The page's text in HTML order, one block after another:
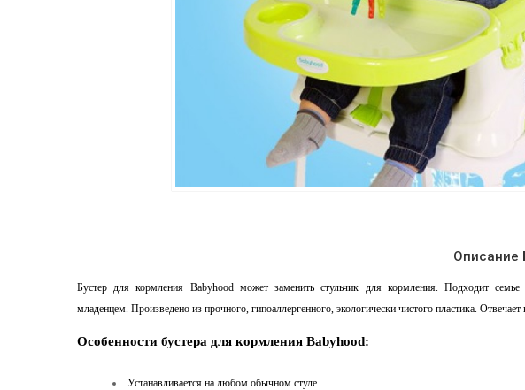
Описание
Бустер для кормления Babyhood может заменить стульчик для кормления. Подходит
младенцем. Произведено из прочного, гипоаллергенного, экологически чистого пластика.
Особенности бустера для кормления Babyhood:
Устанавливается на любом обычном стуле.